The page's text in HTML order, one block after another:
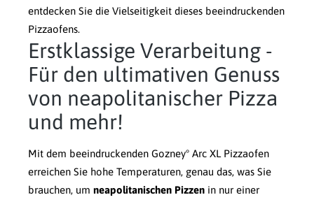
entdecken Sie die Vielseitigkeit dieses beeindruckenden
Pizzaofens.
Erstklassige Verarbeitung -
Für den ultimativen Genuss
von neapolitanischer Pizza
und mehr!
Mit dem beeindruckenden Gozney° Arc XL Pizzaofen
erreichen Sie hohe Temperaturen, genau das, was Sie
brauchen, um neapolitanischen Pizzen in nur einer